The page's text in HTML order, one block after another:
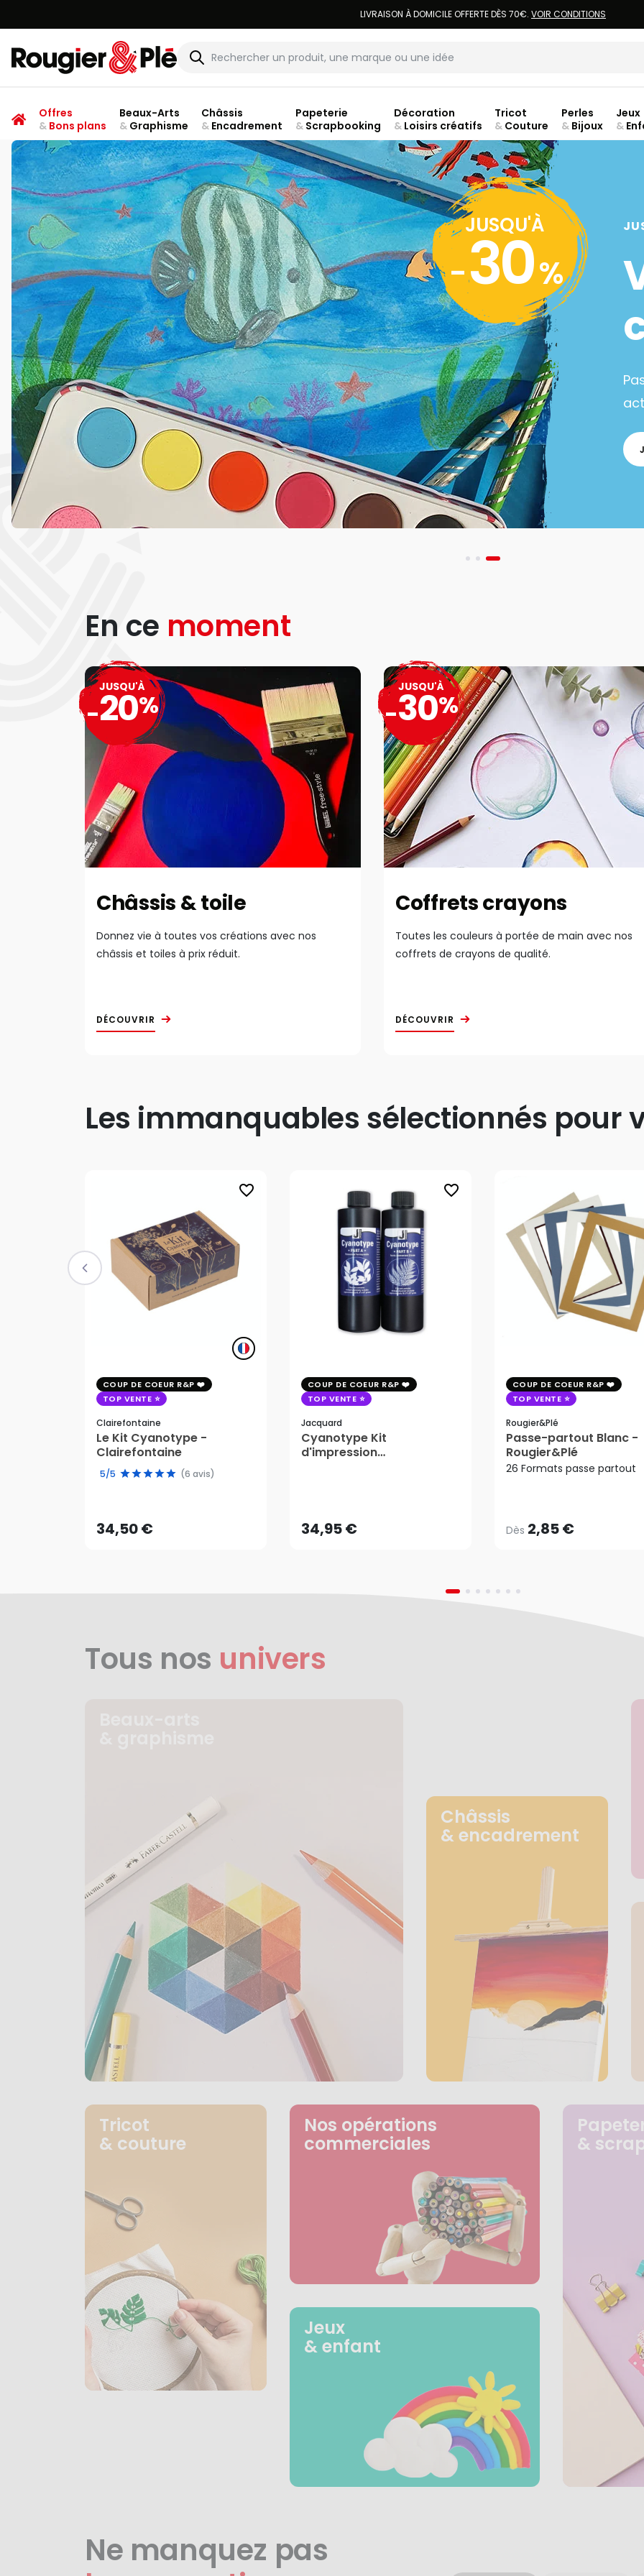
LIVRAISON À DOMICILE OFFERTE DÈS 70€. VOIR CONDITIONS
Rougier & Plé
Offres
&Bons plans
Beaux-Arts
&Graphisme
Châssis
&Encadrement
Papeterie
&Scrapbooking
Décoration
&Loisirs créatifs
Tricot
& Couture
Perles
& Bijoux
Jeux
&
JUSQU'À
-30%
En ce moment
Châssis & toile
Donnez vie à toutes vos créations avec nos
châssis et toiles à prix réduit.
DÉCOUVRIR
JUSQU'À
-20%
Coffrets crayons
Toutes les couleurs à portée de main avec nos
coffrets de crayons de qualité.
DÉCOUVRIR
JUSQU'À
-30%
Les immanquables sélectionnés pour
favorite_border
COUP DE COEUR R&P
TOP VENTE
Clairefontaine
Le Kit Cyanotype -
Clairefontaine
5/5 (6 avis)
34,50 €AJOUTER AU PANIER
favorite_border
COUP DE COEUR R&P
TOP VENTE
Jacquard
Cyanotype Kit
d'impression
34,95 €AJOUTER AU PANIER
COUP DE COEUR R&P
TOP VENTE
Rougier&plé
Passe-partout Blanc -
Rougier&Plé
26 Formats passe partout
Dès 2,85 €
2,85 €
Tous nos univers
Châssis
& encadrement
Tricot
& couture
Nos opérations
commerciales
Jeux
& enfant
&
Ne manquez pas